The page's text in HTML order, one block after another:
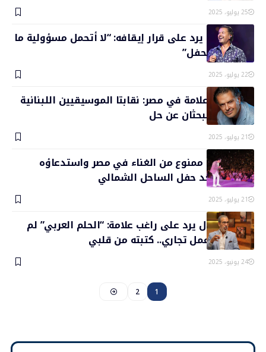
25 يوليو، 2025
راغب علامة يرد على قرار إيقافه: “لا أتحمل مسؤولية ما
حدث في الحفل”
22 يوليو، 2025
أزمة راغب علامة في مصر: نقابتا الموسيقيين اللبنانية
والمصرية تبحثان عن حل
21 يوليو، 2025
راغب علامة ممنوع من الغناء في مصر واستدعاؤه
للتحقيق بعد حفل الساحل الشمالي
21 يوليو، 2025
مدحت العدل يرد على راغب علامة: “الحلم العربي” لم
يكن مجرد عمل تجاري.. كتبته من قلبي
24 يونيو، 2025
1
2